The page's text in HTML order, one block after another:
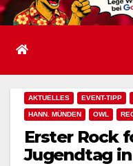
AKTUELLES EVENT-TIPP
HANN. MÜNDEN OWL
Erster Rock
Jugendtag